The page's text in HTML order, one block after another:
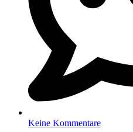
Keine Kommentare